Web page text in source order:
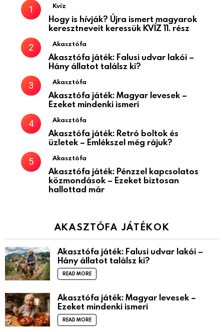
Kvíz
Hogy is hívják? Újra ismert magyarok
keresztneveit keressük KVÍZ 11. rész
Akasztófa
Akasztófa játék: Falusi udvar lakói –
Hány állatot találsz ki?
Akasztófa
Akasztófa játék: Magyar levesek –
Ezeket mindenki ismeri
Akasztófa
Akasztófa játék: Retró boltok és
üzletek – Emlékszel még rájuk?
Akasztófa
Akasztófa játék: Pénzzel kapcsolatos
közmondások – Ezeket biztosan
hallottad már
AKASZTÓFA JÁTÉKOK
Akasztófa játék: Falusi udvar lakói –
Hány állatot találsz ki?
READ MORE
Akasztófa játék: Magyar levesek –
Ezeket mindenki ismeri
READ MORE